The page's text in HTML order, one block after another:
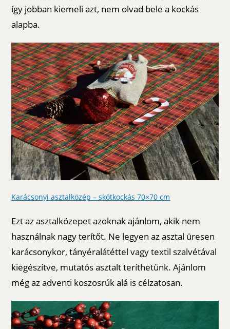
így jobban kiemeli azt, nem olvad bele a kockás
alapba.
Karácsonyi asztalközép – skótkockás 70×70 cm
Ezt az asztalközepet azoknak ajánlom, akik nem
használnak nagy terítőt. Ne legyen az asztal üresen
karácsonykor, tányéralátéttel vagy textil szalvétával
kiegészítve, mutatós asztalt teríthetünk. Ajánlom
még az adventi koszosrúk alá is célzatosan.